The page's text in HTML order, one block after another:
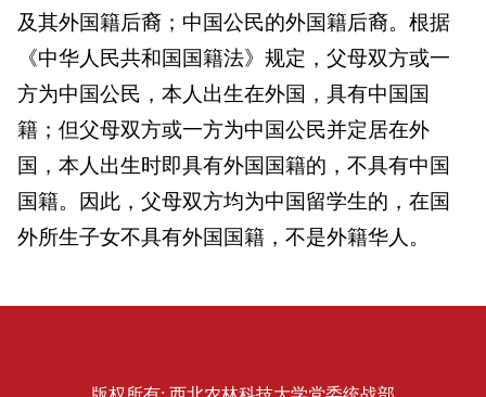
及其外国籍后裔；中国公民的外国籍后裔。根据
《中华人民共和国国籍法》规定，父母双方或一
方为中国公民，本人出生在外国，具有中国国
籍；但父母双方或一方为中国公民并定居在外
国，本人出生时即具有外国国籍的，不具有中国
国籍。因此，父母双方均为中国留学生的，在国
外所生子女不具有外国国籍，不是外籍华人。